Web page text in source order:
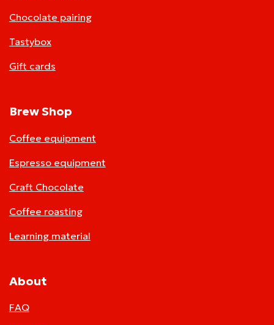
Chocolate pairing
Tastybox
Gift cards
Brew Shop
Coffee equipment
Espresso equipment
Craft Chocolate
Coffee roasting
Learning material
About
FAQ